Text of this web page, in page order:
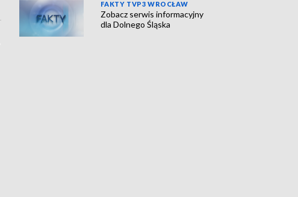
FAKTY TVP3 WROCŁAW
Zobacz serwis informacyjny
dla Dolnego Śląska